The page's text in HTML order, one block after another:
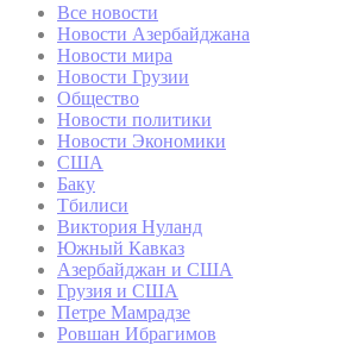
Все новости
Новости Азербайджана
Новости мира
Новости Грузии
Общество
Новости политики
Новости Экономики
США
Баку
Тбилиси
Виктория Нуланд
Южный Кавказ
Азербайджан и США
Грузия и США
Петре Мамрадзе
Ровшан Ибрагимов